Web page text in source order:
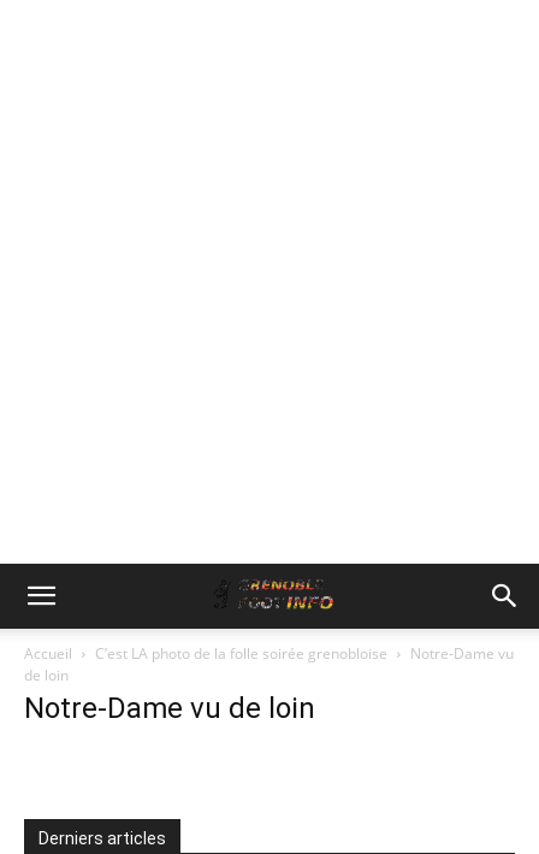
Accueil C’est LA photo de la folle soirée grenobloise
Notre-Dame vu
de loin
Notre-Dame vu de loin
Derniers articles